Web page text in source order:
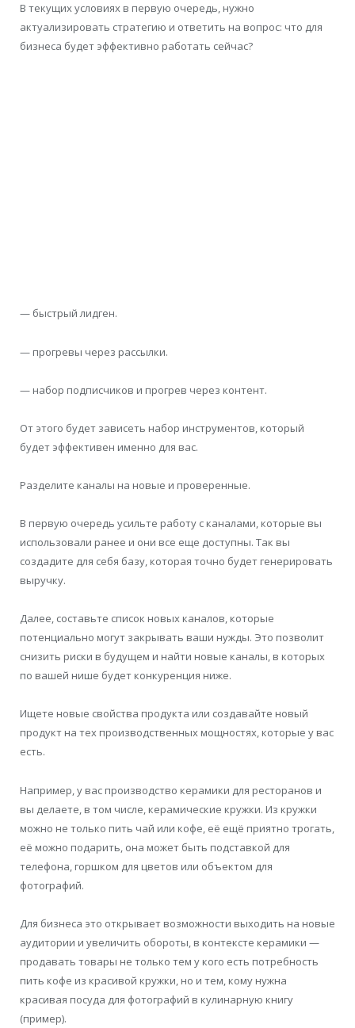
В текущих условиях в первую очередь, нужно
актуализировать стратегию и ответить на вопрос: что для
бизнеса будет эффективно работать сейчас?
— быстрый лидген.
— прогревы через рассылки.
— набор подписчиков и прогрев через контент.
От этого будет зависеть набор инструментов, который
будет эффективен именно для вас.
Разделите каналы на новые и проверенные.
В первую очередь усильте работу с каналами, которые вы
использовали ранее и они все еще доступны. Так вы
создадите для себя базу, которая точно будет генерировать
выручку.
Далее, составьте список новых каналов, которые
потенциально могут закрывать ваши нужды. Это позволит
снизить риски в будущем и найти новые каналы, в которых
по вашей нише будет конкуренция ниже.
Ищете новые свойства продукта или создавайте новый
продукт на тех производственных мощностях, которые у вас
есть.
Например, у вас производство керамики для ресторанов и
вы делаете, в том числе, керамические кружки. Из кружки
можно не только пить чай или кофе, её ещё приятно трогать,
её можно подарить, она может быть подставкой для
телефона, горшком для цветов или объектом для
фотографий.
Для бизнеса это открывает возможности выходить на новые
аудитории и увеличить обороты, в контексте керамики —
продавать товары не только тем у кого есть потребность
пить кофе из красивой кружки, но и тем, кому нужна
красивая посуда для фотографий в кулинарную книгу
(пример).